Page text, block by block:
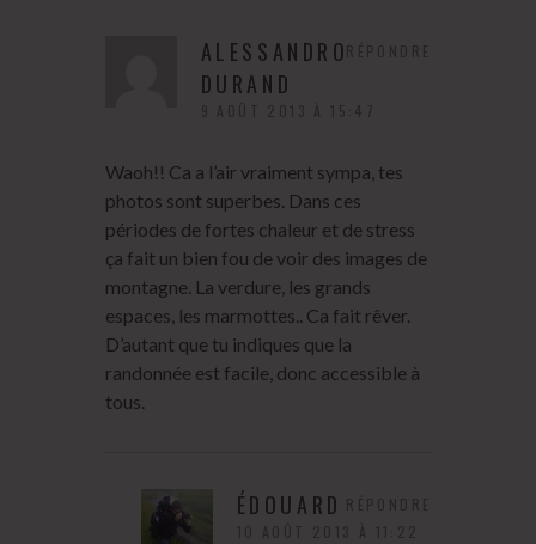
ALESSANDRO
DURAND
Waoh!! Ca a l’air vraiment sympa, tes
photos sont superbes. Dans ces
périodes de fortes chaleur et de stress
ça fait un bien fou de voir des images de
montagne. La verdure, les grands
espaces, les marmottes.. Ca fait rêver.
D’autant que tu indiques que la
randonnée est facile, donc accessible à
tous.
ÉDOUARD